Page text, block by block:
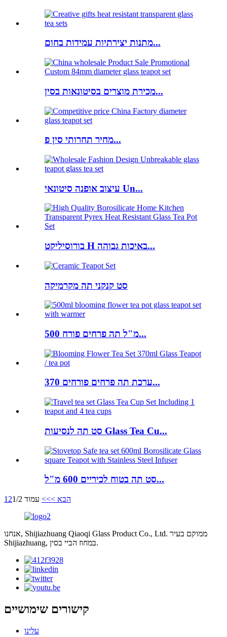
מתנות יצירתיות עמידות בחום...
מכירת מוצרים בסיטונאות בסין...
מחיר תחרותי סין פ...
עיצוב אופנה סיטונאי Un...
בורוסיליקט H באיכות גבוהה...
סט קנקני תה מקרמיקה
500 מ"ל תה פרחים פורח...
ערכת תה פרחים פורחים 370...
סט תה לנסיעות Glass Tea Cu...
סט תה בטוח לכיריים 600 מ"ל...
1 2 הבא >>> עמוד 1/2
אנחנו, Shijiazhuang Qiaoqi Glass Product Co., Ltd. ממוקם בעיר
Shijiazhuang, במחוז הביי בסין.
קישורים שימושיים
עלינו